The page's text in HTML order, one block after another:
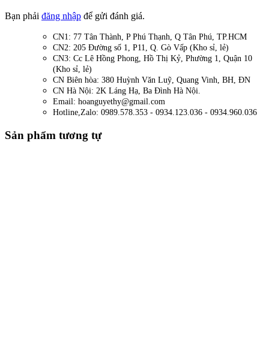
Bạn phải đăng nhập để gửi đánh giá.
CN1: 77 Tân Thành, P Phú Thạnh, Q Tân Phú, TP.HCM
CN2: 205 Đường số 1, P11, Q. Gò Vấp (Kho sỉ, lẻ)
CN3: Cc Lê Hồng Phong, Hồ Thị Kỷ, Phường 1, Quận 10
(Kho sỉ, lẻ)
CN Biên hòa: 380 Huỳnh Văn Luỹ, Quang Vinh, BH, ĐN
CN Hà Nội: 2K Láng Hạ, Ba Đình Hà Nội.
Email: hoanguyethy@gmail.com
Hotline,Zalo: 0989.578.353 - 0934.123.036 - 0934.960.036
Sản phẩm tương tự